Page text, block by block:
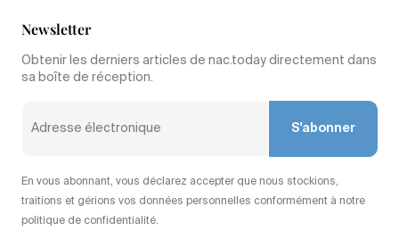
Newsletter
Obtenir les derniers articles de nac.today directement dans
sa boîte de réception.
S'abonner
En vous abonnant, vous déclarez accepter que nous stockions,
traitions et gérions vos données personnelles conformément à notre
politique de confidentialité.